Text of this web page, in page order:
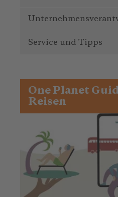
Service und Tipps
One Planet
Reisen